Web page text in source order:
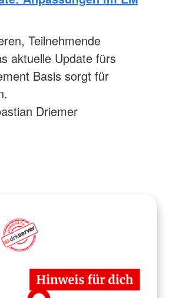
Teilnehmende
aktuelle Update fürs
Basis sorgt für
Driemer